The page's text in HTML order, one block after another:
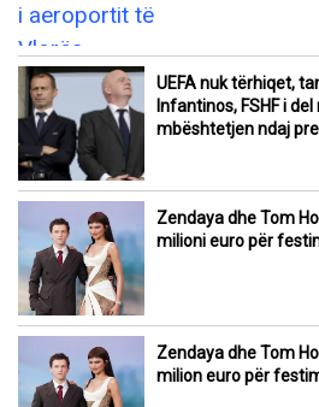
UEFA nuk tërhiqet,
Infantinos, FSHF i
mbështetjen ndaj
Zendaya dhe Tom
milioni euro për
Zendaya dhe Tom
milion euro për